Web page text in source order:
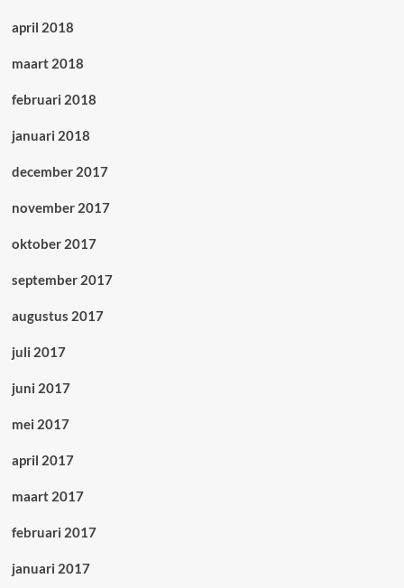
april 2018
maart 2018
februari 2018
januari 2018
december 2017
november 2017
oktober 2017
september 2017
augustus 2017
juli 2017
juni 2017
mei 2017
april 2017
maart 2017
februari 2017
januari 2017